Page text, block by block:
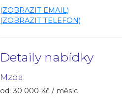
(ZOBRAZIT EMAIL)
(ZOBRAZIT TELEFON)
Detaily nabídky
Mzda:
od: 30 000 Kč / měsíc